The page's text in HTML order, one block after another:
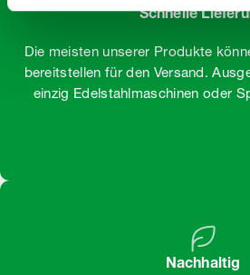
Schnelle
Die meisten unserer Produkte
bereitstellen für den Versand.
einzig Edelstahlmaschinen oder
Nachhaltig